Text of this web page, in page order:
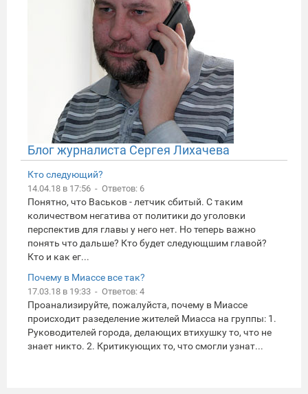
Блог журналиста Сергея Лихачева
Кто следующий?
14.04.18 в 17:56 - Ответов: 6
Понятно, что Васьков - летчик сбитый. С таким
количеством негатива от политики до уголовки
перспектив для главы у него нет. Но теперь важно
понять что дальше? Кто будет следующшим главой?
Кто и как ег...
Почему в Миассе все так?
17.03.18 в 19:33 - Ответов: 4
Проанализируйте, пожалуйста, почему в Миассе
происходит разеделение жителей Миасса на группы: 1.
Руководителей города, делающих втихушку то, что не
знает никто. 2. Критикующих то, что смогли узнат...